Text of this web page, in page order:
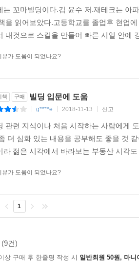
는 꼬마빌딩이다.김 윤수 저.재테크는 아
을 읽어보았다.고등학교를 졸업후 현업
내것으로 스킬을 만들어 빠른 시일 안에
뷰가 도움이 되었나요?
책 구매 빌딩 입문에 도움
g****e 2018-11-13 신고
관련 지식이나 처음 시작하는 사람에게
더 심화 있는 내용을 공부해도 좋을 것
라 젊은 시각에서 바라보는 부동산 시각
뷰가 도움이 되었나요?
1
(9건)
상 구매 후 한줄평 작성 시 일반회원 50원, 마니